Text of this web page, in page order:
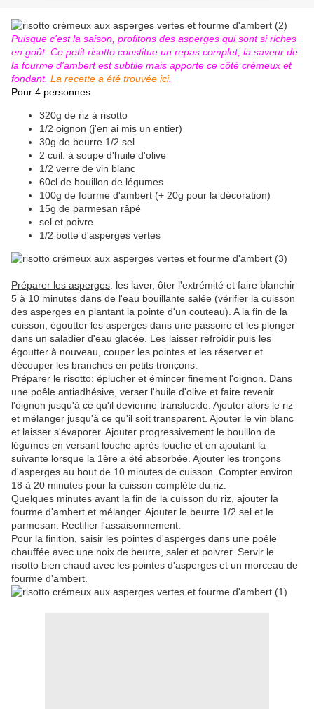
Puisque c'est la saison, profitons des asperges qui sont si riches
en goût. Ce petit risotto constitue un repas complet, la saveur de
la fourme d'ambert est subtile mais apporte ce côté crémeux et
fondant. La recette a été trouvée ici.
Pour 4 personnes
320g de riz à risotto
1/2 oignon (j'en ai mis un entier)
30g de beurre 1/2 sel
2 cuil. à soupe d'huile d'olive
1/2 verre de vin blanc
60cl de bouillon de légumes
100g de fourme d'ambert (+ 20g pour la décoration)
15g de parmesan râpé
sel et poivre
1/2 botte d'asperges vertes
Préparer les asperges: les laver, ôter l'extrémité et faire blanchir
5 à 10 minutes dans de l'eau bouillante salée (vérifier la cuisson
des asperges en plantant la pointe d'un couteau). A la fin de la
cuisson, égoutter les asperges dans une passoire et les plonger
dans un saladier d'eau glacée. Les laisser refroidir puis les
égoutter à nouveau, couper les pointes et les réserver et
découper les branches en petits tronçons.
Préparer le risotto: éplucher et émincer finement l'oignon. Dans
une poêle antiadhésive, verser l'huile d'olive et faire revenir
l'oignon jusqu'à ce qu'il devienne translucide. Ajouter alors le riz
et mélanger jusqu'à ce qu'il soit transparent. Ajouter le vin blanc
et laisser s'évaporer. Ajouter progressivement le bouillon de
légumes en versant louche après louche et en ajoutant la
suivante lorsque la 1ère a été absorbée. Ajouter les tronçons
d'asperges au bout de 10 minutes de cuisson. Compter environ
18 à 20 minutes pour la cuisson complète du riz.
Quelques minutes avant la fin de la cuisson du riz, ajouter la
fourme d'ambert et mélanger. Ajouter le beurre 1/2 sel et le
parmesan. Rectifier l'assaisonnement.
Pour la finition, saisir les pointes d'asperges dans une poêle
chauffée avec une noix de beurre, saler et poivrer. Servir le
risotto bien chaud avec les pointes d'asperges et un morceau de
fourme d'ambert.